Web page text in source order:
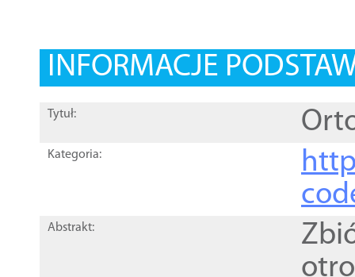
INFORMACJE
Tytuł:
Kategoria:
Abstrakt: